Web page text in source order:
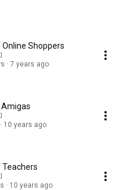
Shoppers
7 years ago
10 years ago
10 years ago